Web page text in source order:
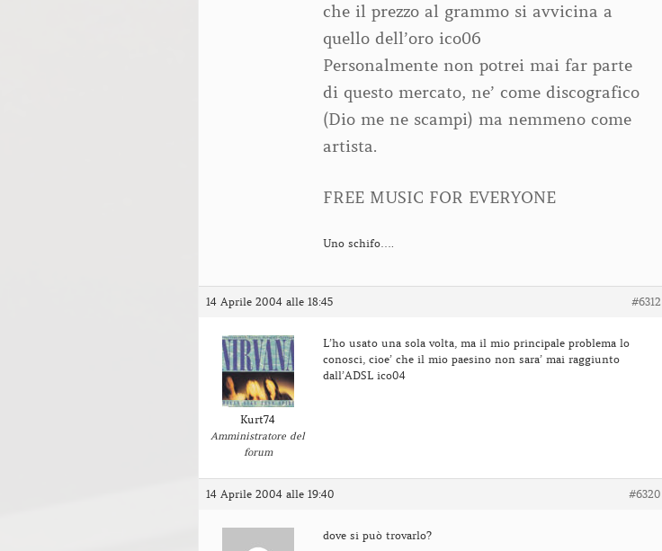
che il prezzo al grammo si avvicina a
quello dell’oro ico06
Personalmente non potrei mai far parte
di questo mercato, ne’ come discografico
(Dio me ne scampi) ma nemmeno come
artista.
FREE MUSIC FOR EVERYONE
Uno schifo….
14 Aprile 2004 alle 18:45 #6312
Kurt74
Amministratore del
forum
L’ho usato una sola volta, ma il mio principale problema lo
conosci, cioe’ che il mio paesino non sara’ mai raggiunto
dall’ADSL ico04
14 Aprile 2004 alle 19:40 #6320
dove si può trovarlo?